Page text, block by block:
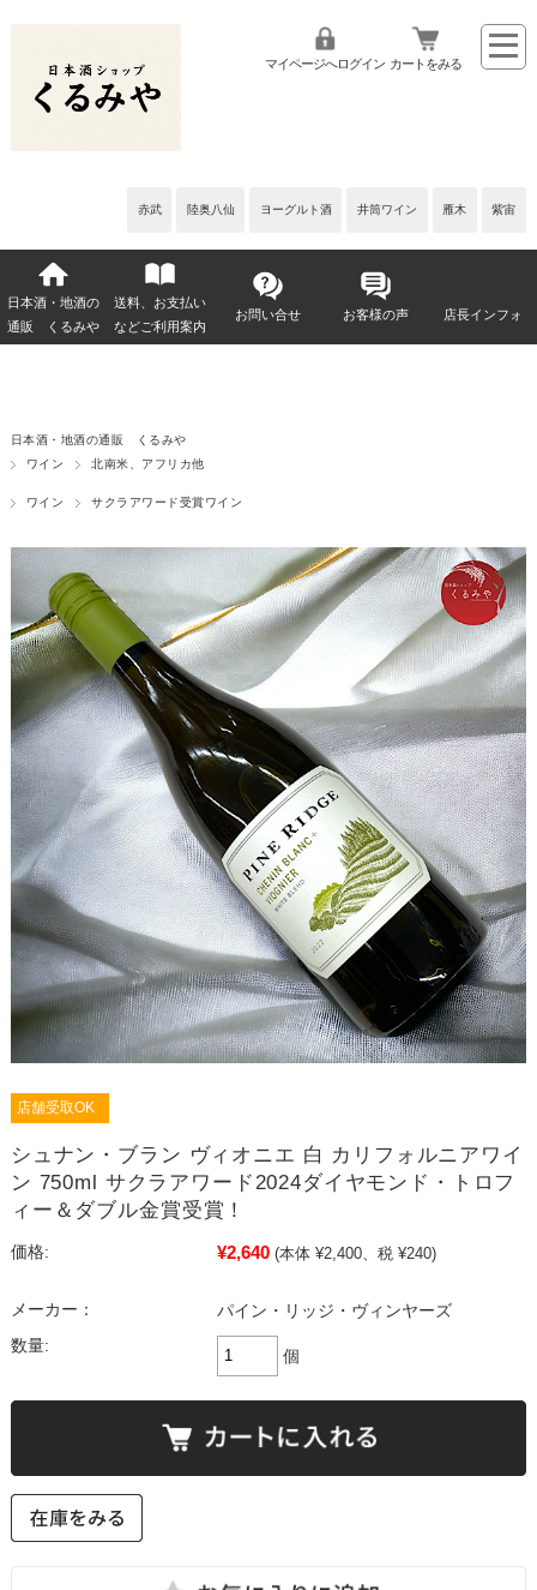
赤武 陸奥八仙 ヨーグルト酒 井筒ワイン 雁木 紫宙
マイページへログイン カートをみる
日本酒・地酒の
通販 くるみや
送料、お支払い
などご利用案内
お問い合せ お客様の声 店長インフォ
日本酒・地酒の通販 くるみや
ワイン
北南米、アフリカ他
ワイン サクラアワード受賞ワイン
店舗受取OK
シュナン・ブラン ヴィオニエ 白 カリフォルニアワイ
ン 750ml サクラアワード2024ダイヤモンド・トロフ
ィー＆ダブル金賞受賞！
価格: ¥2,640 (本体 ¥2,400、税 ¥240)
メーカー：
パイン・リッジ・ヴィンヤーズ
数量:
個